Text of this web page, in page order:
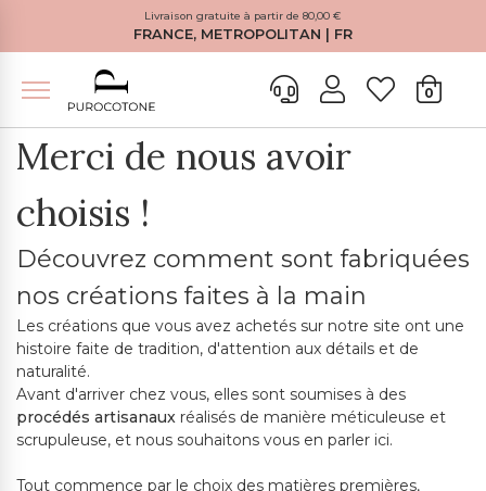
Livraison gratuite à partir de 80,00 €
FRANCE, METROPOLITAN | FR
0
Merci de nous avoir
choisis !
Découvrez comment sont fabriquées
nos créations faites à la main
Les créations que vous avez achetés sur notre site ont une
histoire faite de tradition, d'attention aux détails et de
naturalité.
Avant d'arriver chez vous, elles sont soumises à des
procédés artisanaux réalisés de manière méticuleuse et
scrupuleuse, et nous souhaitons vous en parler ici.
Tout commence par le choix des matières premières,